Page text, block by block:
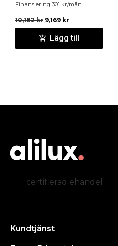
Finansiering 301 kr/mån
10,182kr 9,169 kr
Lägg till
certifierad ehandel
Kundtjänst